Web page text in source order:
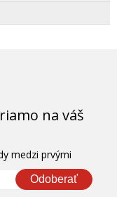
na váš
medzi prvými
Odoberať